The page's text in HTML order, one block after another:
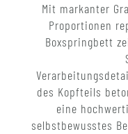
Mit markanter
Proportionen
Boxspringbett
des Kopfteils
eine
selbstbewusstes